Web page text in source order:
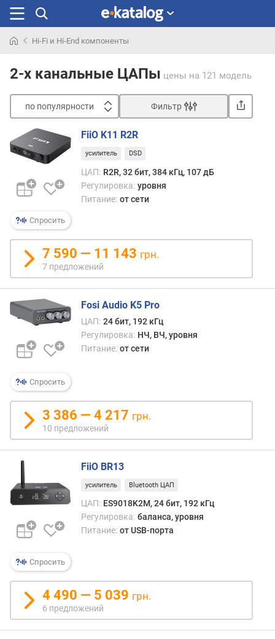
раньше
Hi-Fi и Hi-End компоненты
2-х канальные ЦАПы цены на 121 модель
по популярности
п
о
о
п
л
я
н
т
и
т
д
ш
е
в
ы
х
к
р
о
и
о
т
д
о
р
о
Фильтр
Спросить
FiiO K11 R2R
усилитель DSD
ЦАП: R2R, 32 бит, 384 кГц, 107 дБ
Регулировка: уровня
Питание: от сети
7 590 — 11 143 грн.
7 предложений
Спросить
Fosi Audio K5 Pro
ЦАП: 24 бит, 192 кГц
Регулировка: НЧ, ВЧ, уровня
Питание: от сети
3 386 — 4 217 грн.
10 предложений
Спросить
FiiO BR13
усилитель Bluetooth ЦАП
ЦАП: ES9018K2M, 24 бит, 192 кГц
Регулировка: баланса, уровня
Питание: от USB-порта
4 490 — 5 039 грн.
6 предложений